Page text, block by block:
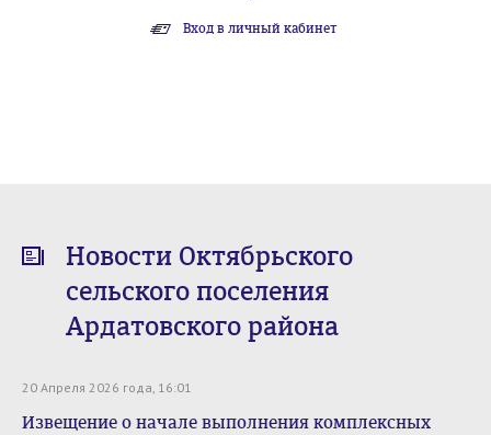
Вход в личный кабинет
Новости Октябрьского
сельского поселения
Ардатовского района
20 Апреля 2026 года, 16:01
Извещение о начале выполнения комплексных